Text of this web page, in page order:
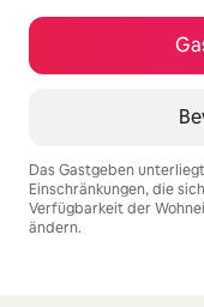
Das Gastgeben
Einschränkungen, die
Verfügbarkeit der
ändern.